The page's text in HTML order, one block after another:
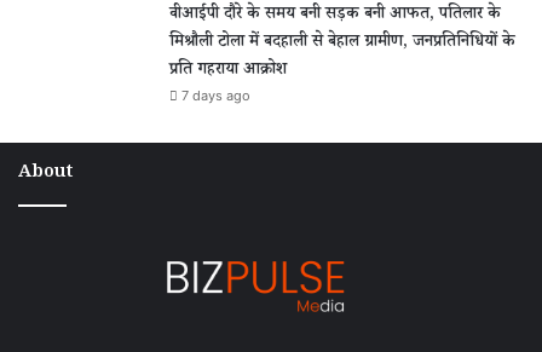
वीआईपी दौरे के समय बनी सड़क बनी आफत, पतिलार के
मिश्रौली टोला में बदहाली से बेहाल ग्रामीण, जनप्रतिनिधियों के
प्रति गहराया आक्रोश
7 days ago
About